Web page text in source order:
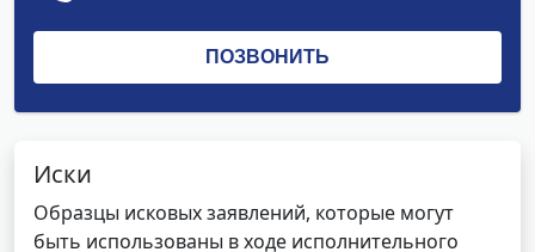
Иски
Образцы исковых заявлений, которые могут
быть использованы в ходе исполнительного